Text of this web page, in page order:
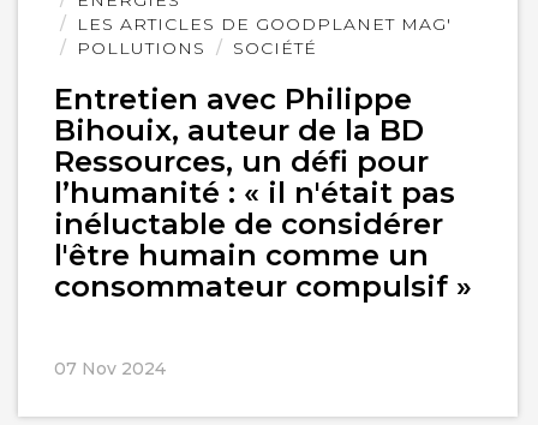
LES ARTICLES DE GOODPLANET MAG'
POLLUTIONS
SOCIÉTÉ
Entretien avec Philippe
Bihouix, auteur de la BD
Ressources, un défi pour
l’humanité : « il n'était pas
inéluctable de considérer
l'être humain comme un
consommateur compulsif »
07 Nov 2024